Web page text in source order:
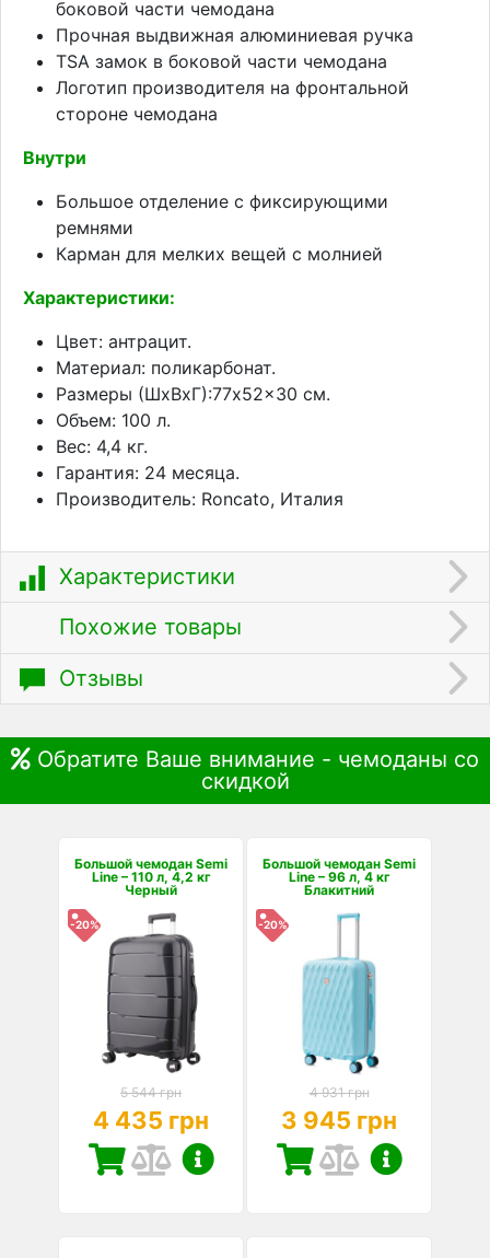
боковой части чемодана
Прочная выдвижная алюминиевая ручка
TSA замок в боковой части чемодана
Логотип производителя на фронтальной
стороне чемодана
Внутри
Большое отделение с фиксирующими
ремнями
Карман для мелких вещей с молнией
Характеристики:
Цвет: антрацит.
Материал: поликарбонат.
Размеры (ШхВхГ):77x52x30 см.
Объем: 100 л.
Вес: 4,4 кг.
Гарантия: 24 месяца.
Производитель: Roncato, Италия
Характеристики
Похожие товары
Отзывы
Обратите Ваше внимание - чемоданы со
скидкой
Большой чемодан Semi
Line – 110 л, 4,2 кг
Черный
-20%
5 544 грн
4 435 грн
Большой чемодан Semi
Line – 96 л, 4 кг
Блакитний
-20%
4 931 грн
3 945 грн